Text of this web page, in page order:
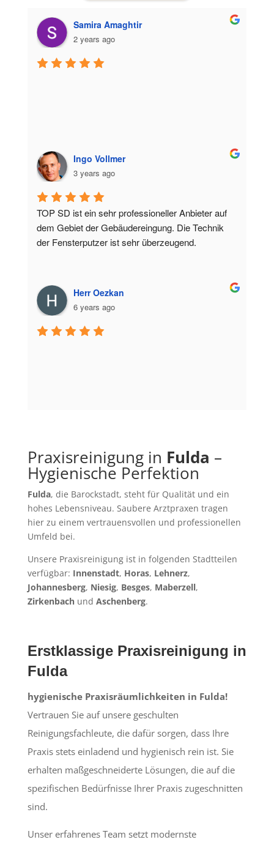
Samira Amaghtir
2 years ago
Ingo Vollmer
3 years ago
TOP SD ist ein sehr professioneller Anbieter auf
dem Gebiet der Gebäudereingung. Die Technik
der Fensterputzer ist sehr überzeugend.
Herr Oezkan
6 years ago
Praxisreinigung in Fulda –
Hygienische Perfektion
Fulda, die Barockstadt, steht für Qualität und ein
hohes Lebensniveau. Saubere Arztpraxen tragen
hier zu einem vertrauensvollen und professionellen
Umfeld bei.
Unsere Praxisreinigung ist in folgenden Stadtteilen
verfügbar: Innenstadt, Horas, Lehnerz,
Johannesberg, Niesig, Besges, Maberzell,
Zirkenbachund Aschenberg.
Erstklassige Praxisreinigung in
Fulda
hygienische Praxisräumlichkeiten in Fulda!
Vertrauen Sie auf unsere geschulten
Reinigungsfachleute, die dafür sorgen, dass Ihre
Praxis stets einladend und hygienisch rein ist. Sie
erhalten maßgeschneiderte Lösungen, die auf die
spezifischen Bedürfnisse Ihrer Praxis zugeschnitten
sind.
Unser erfahrenes Team setzt modernste